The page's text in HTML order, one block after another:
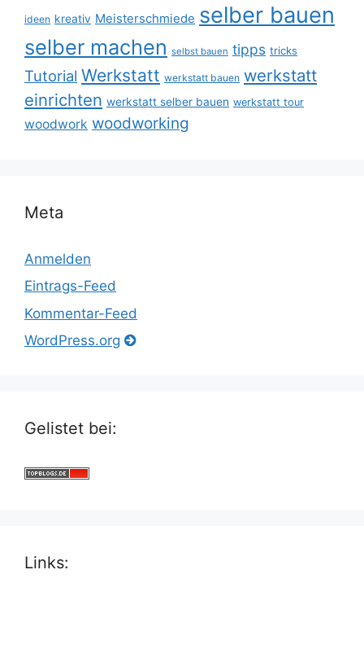
ideen kreativ Meisterschmiede selber bauen
selber machen selbst bauen tipps tricks
Tutorial Werkstatt werkstatt bauen werkstatt
einrichten werkstatt selber bauen werkstatt tour
woodwork woodworking
Meta
Anmelden
Eintrags-Feed
Kommentar-Feed
WordPress.org
Gelistet bei:
Links: